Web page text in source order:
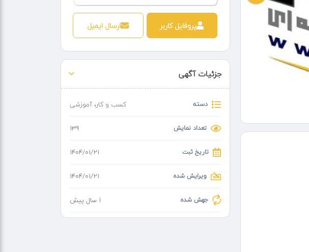
پروفایل کاربر ارسال ایمیل
جزئیات آگهی
دسته کسب و کار،آموزشی
تعداد نمایش 139
تاریخ ثبت ۱۴۰۴/۰۱/۲۱
ویرایش شده ۱۴۰۴/۰۱/۲۱
جهش شده 1 سال پیش